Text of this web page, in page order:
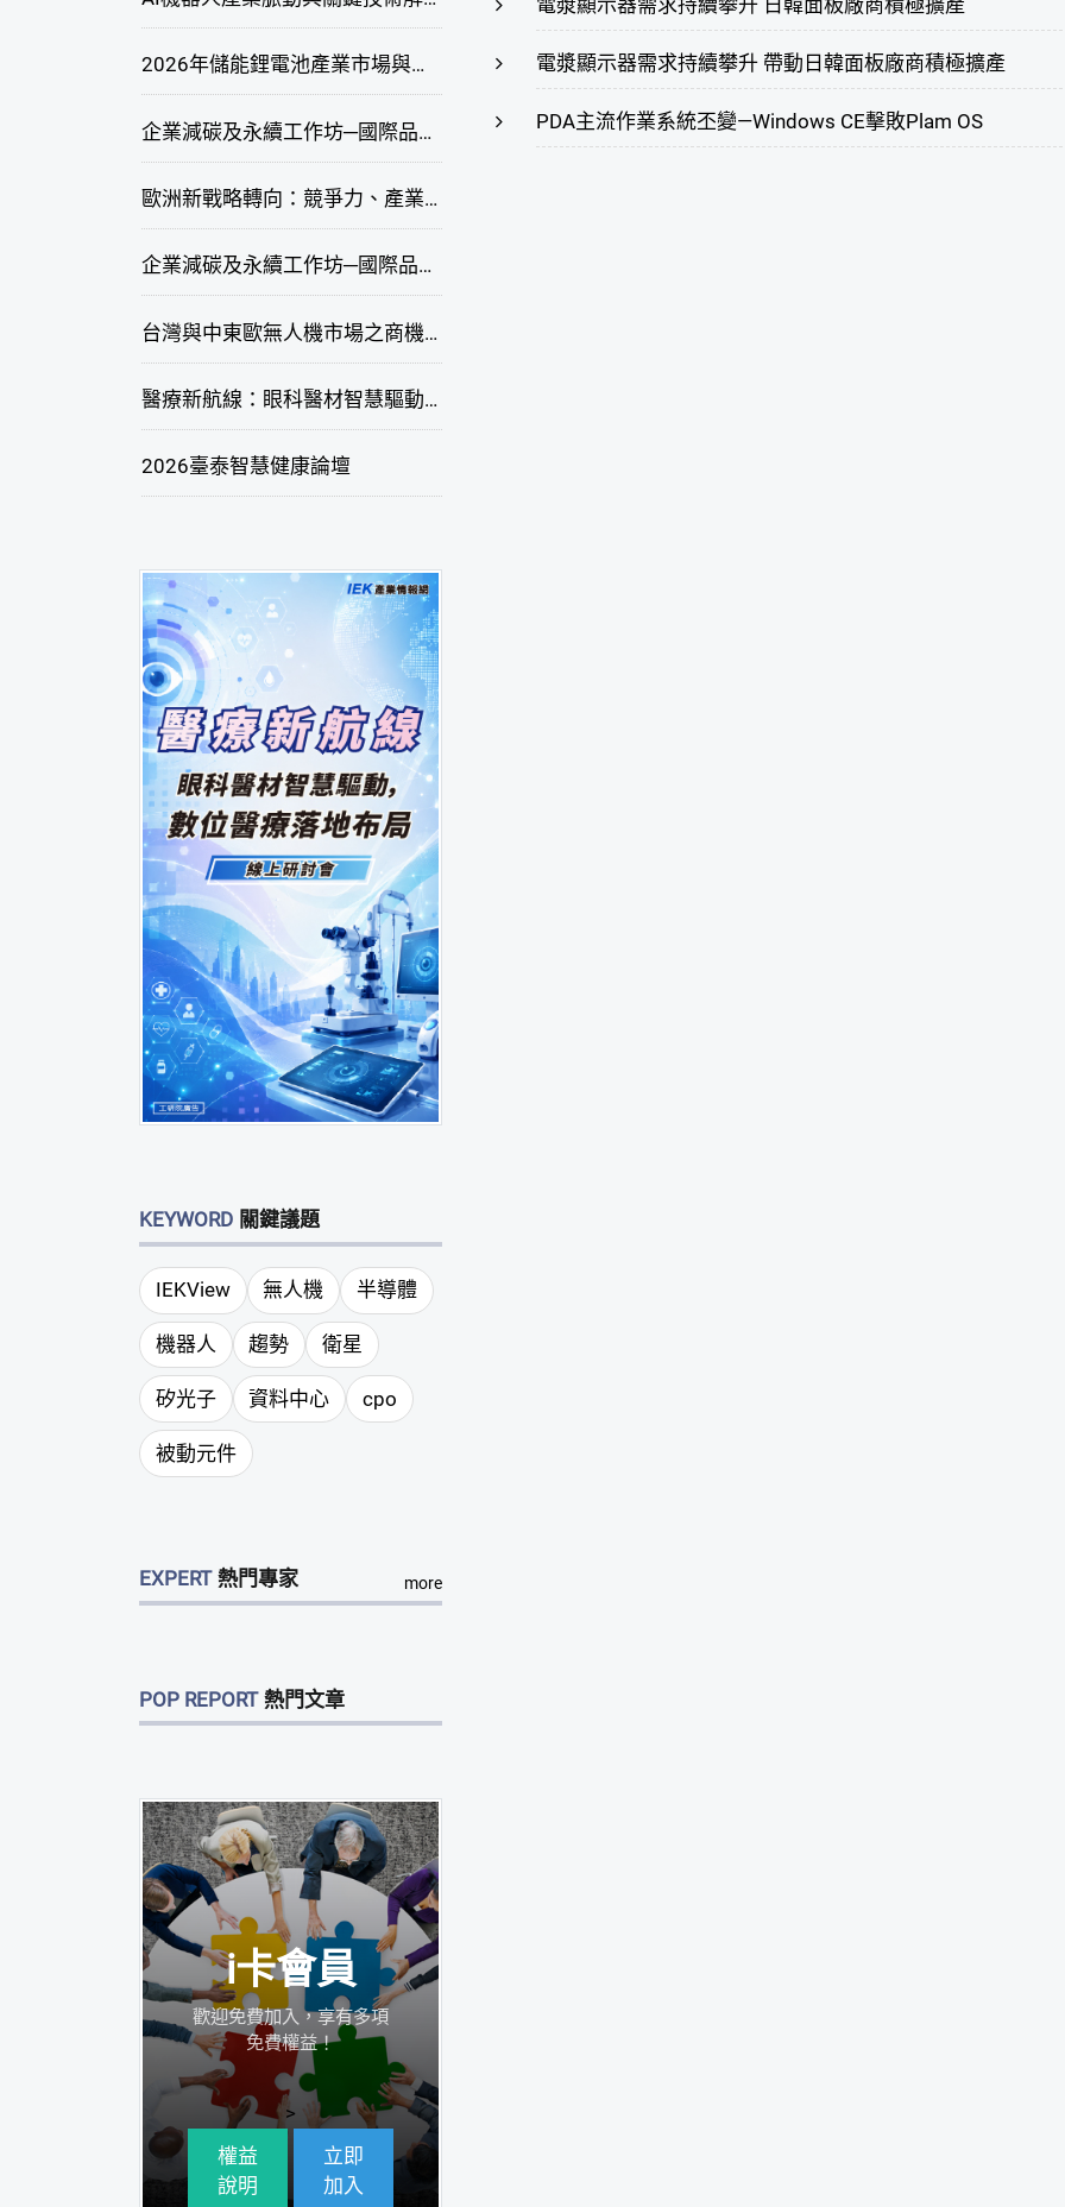
2026年儲能鋰電池產業市場與技術發展線上研討會
企業減碳及永續工作坊─國際品牌綠色供應鏈永續管理與實務演練(高雄場)
歐洲新戰略轉向：競爭力、產業自主與供應鏈重塑線上研討會
企業減碳及永續工作坊─國際品牌綠色供應鏈永續管理與實務演練(臺北場)
台灣與中東歐無人機市場之商機與挑戰座談會
醫療新航線：眼科醫材智慧驅動，數位醫療落地布局線上研討會
2026臺泰智慧健康論壇
KEYWORD 關鍵議題
IEKView 無人機 半導體
機器人 趨勢 衛星
矽光子 資料中心 cpo
被動元件
EXPERT 熱門專家 more
POP REPORT 熱門文章
i卡會員
歡迎免費加入，享有多項
免費權益！
>
權益
說明
立即
加入
電漿顯示器需求持續攀升 帶動日韓面板廠商積極擴產
PDA主流作業系統丕變—Windows CE擊敗Plam OS